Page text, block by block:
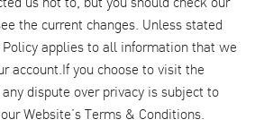
us not to, but you should check our
the current changes. Unless stated
applies to all information that we
account.If you choose to visit the
dispute over privacy is subject to
Website’s Terms & Conditions.